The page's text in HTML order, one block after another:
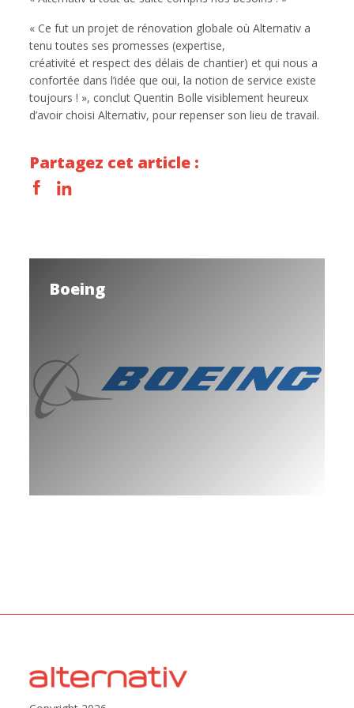
« Ce fut un projet de rénovation globale où Alternativ a
tenu toutes ses promesses (expertise,
créativité et respect des délais de chantier) et qui nous a
confortée dans l’idée que oui, la notion de service existe
toujours ! », conclut Quentin Bolle visiblement heureux
d’avoir choisi Alternativ, pour repenser son lieu de travail.
Partagez cet article :
Boeing